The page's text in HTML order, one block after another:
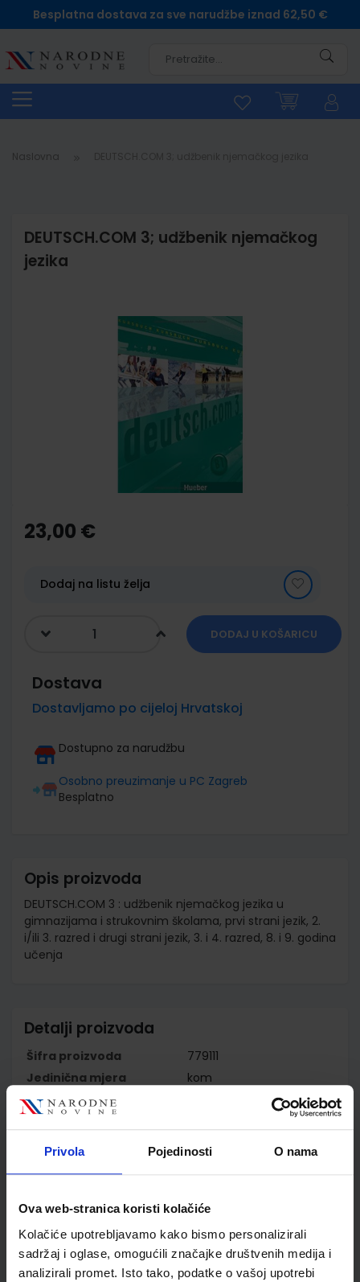
Privola Pojedinosti O nama
Ova web-stranica koristi kolačiće
Kolačiće upotrebljavamo kako bismo personalizirali
sadržaj i oglase, omogućili značajke društvenih medija i
analizirali promet. Isto tako, podatke o vašoj upotrebi
Besplatna dostava za sve narudžbe iznad 62,50 €
Naslovna
DEUTSCH.COM 3; udžbenik njemačkog
jezika
the
beginning
gallery
23,00 €
Dodaj na listu želja
DODAJ U KOŠARICU
Dostava
Dostavljamo po cijeloj Hrvatskoj
Dostupno za narudžbu
Osobno preuzimanje u PC Zagreb
Besplatno
Opis proizvoda
DEUTSCH.COM 3 : udžbenik njemačkog jezika u
gimnazijama i strukovnim školama, prvi strani jezik, 2.
i/ili 3. razred i drugi strani jezik, 3. i 4. razred, 8. i 9. godina
učenja
Detalji proizvoda
Šifra proizvoda
779111
Jedinična mjera
kom
Nakladnik
NAKLADA LJEVAK d.o.o.
Neuner Vicente Cristache
Školski razred
80 VIŠE RAZREDA SŠ
Vrsta škole
4 GIMNAZIJA+STRUKOVN
Reg br min
6730